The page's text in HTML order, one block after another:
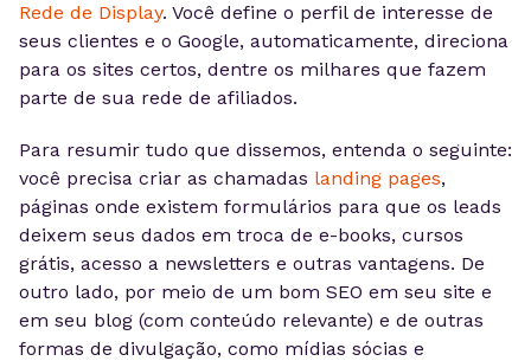
Rede de Display. Você define o perfil de interesse de
seus clientes e o Google, automaticamente, direciona
para os sites certos, dentre os milhares que fazem
parte de sua rede de afiliados.
Para resumir tudo que dissemos, entenda o seguinte:
você precisa criar as chamadas landing pages,
páginas onde existem formulários para que os leads
deixem seus dados em troca de e-books, cursos
grátis, acesso a newsletters e outras vantagens. De
outro lado, por meio de um bom SEO em seu site e
em seu blog (com conteúdo relevante) e de outras
formas de divulgação, como mídias sócias e